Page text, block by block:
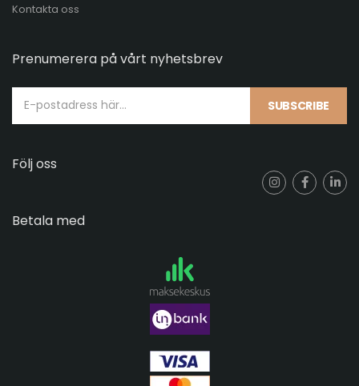
Kontakta oss
Prenumerera på vårt nyhetsbrev
SUBSCRIBE
Följ oss
Betala med